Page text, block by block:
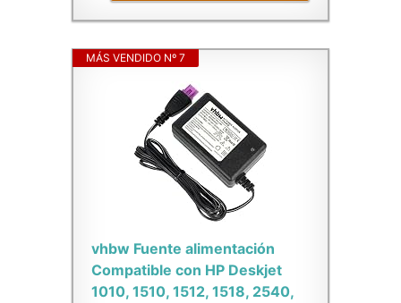
MÁS VENDIDO Nº 7
vhbw Fuente alimentación
Compatible con HP Deskjet
1010, 1510, 1512, 1518, 2540,